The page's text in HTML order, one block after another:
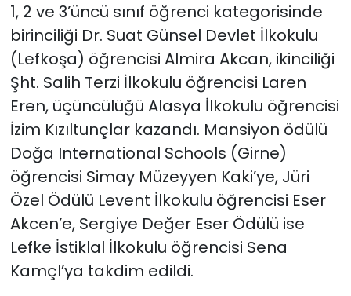
1, 2 ve 3’üncü sınıf öğrenci kategorisinde
birinciliği Dr. Suat Günsel Devlet İlkokulu
(Lefkoşa) öğrencisi Almira Akcan, ikinciliği
Şht. Salih Terzi İlkokulu öğrencisi Laren
Eren, üçüncülüğü Alasya İlkokulu öğrencisi
İzim Kızıltunçlar kazandı. Mansiyon ödülü
Doğa International Schools (Girne)
öğrencisi Simay Müzeyyen Kaki’ye, Jüri
Özel Ödülü Levent İlkokulu öğrencisi Eser
Akcen’e, Sergiye Değer Eser Ödülü ise
Lefke İstiklal İlkokulu öğrencisi Sena
KamçI’ya takdim edildi.